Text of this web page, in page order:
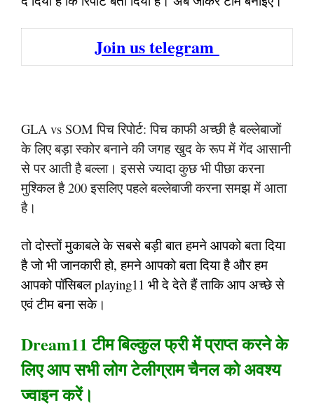
Join us telegram
GLA vs SOM पिच रिपोर्ट: पिच काफी अच्छी है बल्लेबाजों
के लिए बड़ा स्कोर बनाने की जगह खुद के रूप में गेंद आसानी
से पर आती है बल्ला। इससे ज्यादा कुछ भी पीछा करना
मुश्किल है 200 इसलिए पहले बल्लेबाजी करना समझ में आता
है।
तो दोस्तों मुकाबले के सबसे बड़ी बात हमने आपको बता दिया
है जो भी जानकारी हो, हमने आपको बता दिया है और हम
आपको पॉसिबल playing11 भी दे देते हैं ताकि आप अच्छे से
एवं टीम बना सके।
Dream11 टीम बिल्कुल फ्री में प्राप्त करने के
लिए आप सभी लोग टेलीग्राम चैनल को अवश्य
ज्वाइन करें।